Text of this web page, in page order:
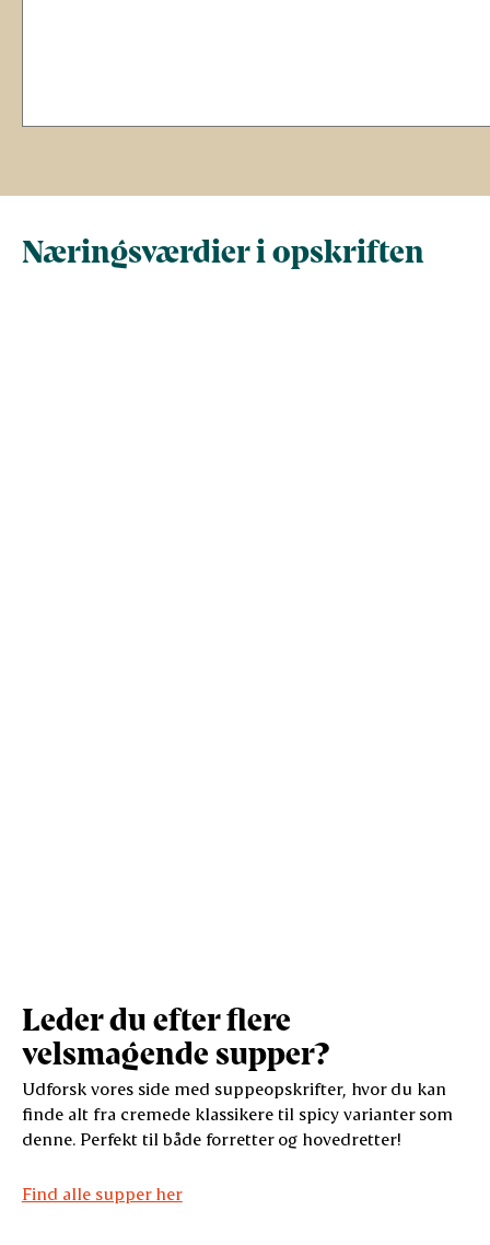
Næringsværdier i opskriften
Leder du efter flere
velsmagende supper?
Udforsk vores side med suppeopskrifter, hvor du kan
finde alt fra cremede klassikere til spicy varianter som
denne. Perfekt til både forretter og hovedretter!
Find alle supper her